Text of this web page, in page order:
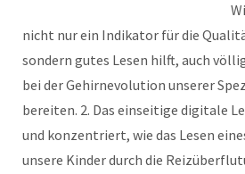
nicht nur ein Indikator für die
sondern gutes Lesen hilft, auch
bei der Gehirnevolution unserer
bereiten. 2. Das einseitige digitale
und konzentriert, wie das Lesen
unsere Kinder durch die